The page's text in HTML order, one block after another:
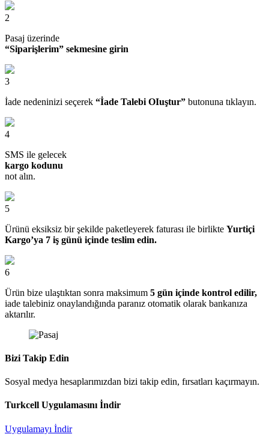
2
Pasaj üzerinde
“Siparişlerim” sekmesine girin
3
İade nedeninizi seçerek “İade Talebi OIuştur” butonuna tıklayın.
4
SMS ile gelecek
kargo kodunu
not alın.
5
Ürünü eksiksiz bir şekilde paketleyerek faturası ile birlikte Yurtiçi
Kargo’ya 7 iş günü içinde teslim edin.
6
Ürün bize ulaştıktan sonra maksimum 5 gün içinde kontrol edilir,
iade talebiniz onaylandığında paranız otomatik olarak bankanıza
aktarılır.
Bizi Takip Edin
Sosyal medya hesaplarımızdan bizi takip edin, fırsatları kaçırmayın.
Turkcell Uygulamasını İndir
Uygulamayı İndir